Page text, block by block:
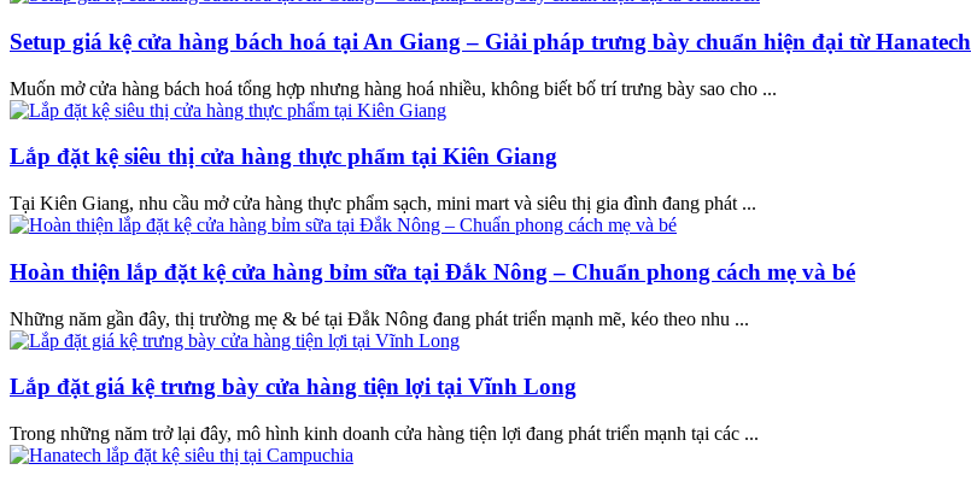
Setup giá kệ cửa hàng bách hoá tại An Giang – Giải pháp trưng bày chuẩn hiện đại từ Hanatech
Muốn mở cửa hàng bách hoá tổng hợp nhưng hàng hoá nhiều, không biết bố trí trưng bày sao cho ...
Lắp đặt kệ siêu thị cửa hàng thực phẩm tại Kiên Giang
Tại Kiên Giang, nhu cầu mở cửa hàng thực phẩm sạch, mini mart và siêu thị gia đình đang phát ...
Hoàn thiện lắp đặt kệ cửa hàng bỉm sữa tại Đắk Nông – Chuẩn phong cách mẹ và bé
Những năm gần đây, thị trường mẹ & bé tại Đắk Nông đang phát triển mạnh mẽ, kéo theo nhu ...
Lắp đặt giá kệ trưng bày cửa hàng tiện lợi tại Vĩnh Long
Trong những năm trở lại đây, mô hình kinh doanh cửa hàng tiện lợi đang phát triển mạnh tại các ...